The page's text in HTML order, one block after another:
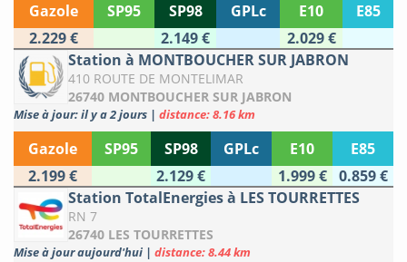
Gazole SP95 SP98 GPLc E10
E85
2.229 €
2.149 €
2.029 €
Station à MONTBOUCHER SUR JABRON
410 ROUTE DE MONTELIMAR
26740 MONTBOUCHER SUR JABRON
Mise à jour: il y a 2 jours | distance: 8.16 km
Gazole SP95 SP98 GPLc E10
E85
2.199 €
2.129 € 1.999 €
0.859 €
Station TotalEnergies à LES TOURRETTES
RN 7
26740 LES TOURRETTES
Mise à jour aujourd'hui | distance: 8.44 km